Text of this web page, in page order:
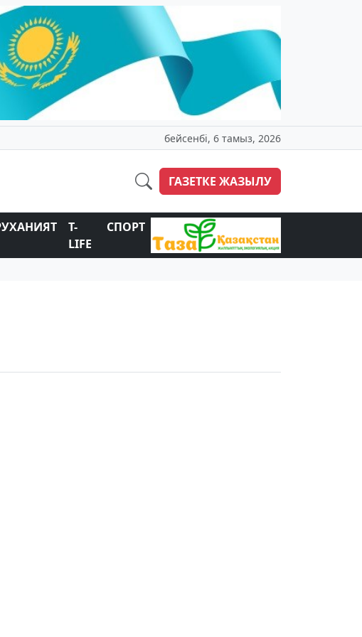
бейсенбі, 6 тамыз, 2026
ГАЗЕТКЕ ЖАЗЫЛУ
T-
LIFE
СПОРТ